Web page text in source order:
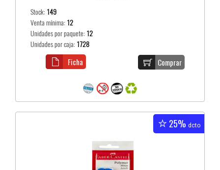
Stock: 149
Venta mínima: 12
Unidades por paquete: 12
Unidades por caja: 1728
Comprar
Ficha
25% dcto